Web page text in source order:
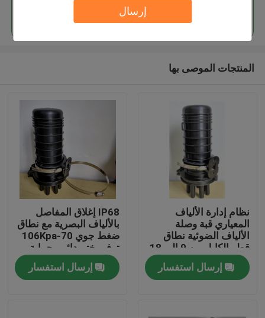
إرسال
الصفحة الرئيسية
منتجات
معلومات عنا
المنتجات الموصى بها
نظام إدارة الألياف
المعياري قبة وصلة
الألياف الضوئية نطاق
قطر الكابل من 9 إلى 18
مناسب لوصلات الشبكة
إرسال استفسار
IP68 إغلاق المفاصل
بالألياف البصرية مع نطاق
ضغط جوي 70-106Kpa
توفير ختم دائم وحماية
مشتركة للكابلات الألياف
إرسال استفسار